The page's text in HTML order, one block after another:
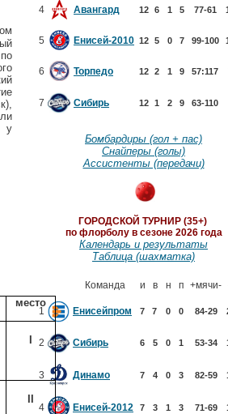
у
место
4 Авангард 12 6 1 5 77-61
5 Енисей-2010 12 5 0 7 99-100
6 Торпедо 12 2 1 9 57:117
7 Сибирь 12 1 2 9 63-110
Бомбардиры (гол + пас)
Снайперы (голы)
Ассистенты (передачи)
ГОРОДСКОЙ ТУРНИР (35+)
по флорболу в сезоне 2026 года
Календарь и результаты
Таблица (шахматка)
Команда и в н п +мячи-
1 Енисейпром 7 7 0 0 84-29
2 Сибирь 6 5 0 1 53-34
3 Динамо 7 4 0 3 82-59
4 Енисей-2012 7 3 1 3 71-69